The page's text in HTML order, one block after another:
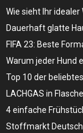
Wie sieht Ihr
Dauerhaft glatte
FIFA 23: Beste
Warum jeder Hund
Top 10 der
LACHGAS in
4 einfache
Stoffmarkt